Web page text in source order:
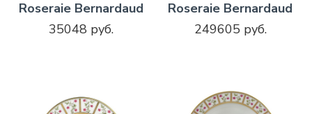
Roseraie Bernardaud
35048 руб.
Roseraie Bernardaud
249605 руб.